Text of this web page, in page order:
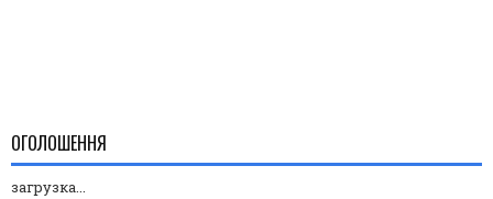
ОГОЛОШЕННЯ
загрузка...